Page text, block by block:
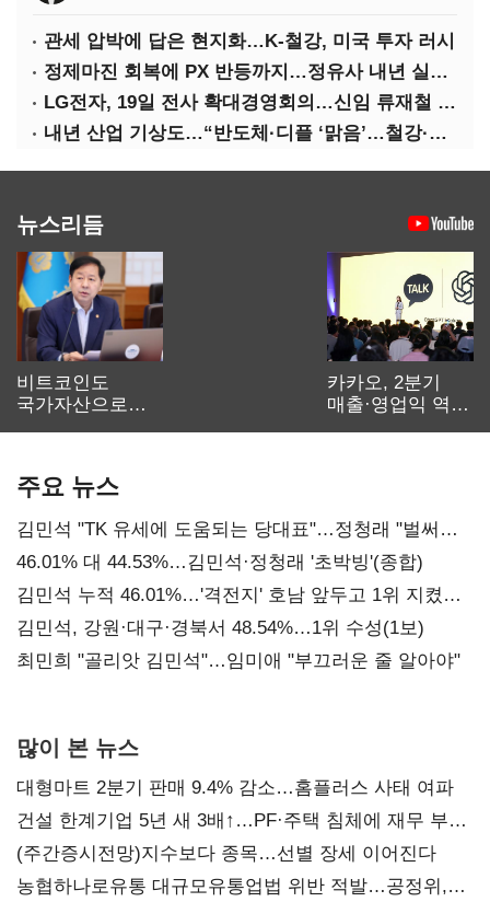
관세 압박에 답은 현지화…K-철강, 미국 투자 러시
정제마진 회복에 PX 반등까지…정유사 내년 실적 기대
LG전자, 19일 전사 확대경영회의…신임 류재철 사장 주관
내년 산업 기상도…“반도체·디플 ‘맑음’…철강·석화 ‘흐림’”
뉴스리듬
비트코인도
국가자산으로…'
카카오, 2분기
매출·영업익 역대
주요 뉴스
김민석 "TK 유세에 도움되는 당대표"…정청래 "벌써
대표된 양 당직 배분"
46.01% 대 44.53%…김민석·정청래 '초박빙'(종합)
김민석 누적 46.01%…'격전지' 호남 앞두고 1위 지켰다
(2보)
김민석, 강원·대구·경북서 48.54%…1위 수성(1보)
최민희 "골리앗 김민석"…임미애 "부끄러운 줄 알아야"
많이 본 뉴스
대형마트 2분기 판매 9.4% 감소…홈플러스 사태 여파
건설 한계기업 5년 새 3배↑…PF·주택 침체에 재무 부담
확대
(주간증시전망)지수보다 종목…선별 장세 이어진다
농협하나로유통 대규모유통업법 위반 적발…공정위,